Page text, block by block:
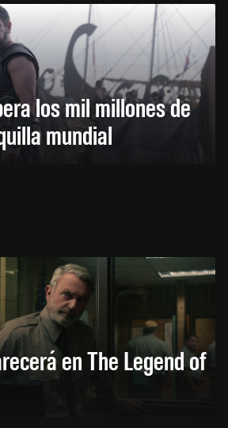
los mil millones de
mundial
en The Legend of